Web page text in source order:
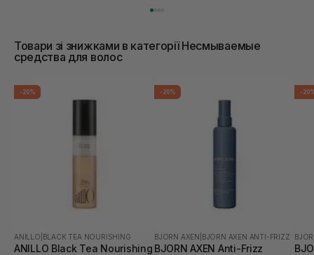
Товари зі знижками в категорії Несмываемые
средства для волос
-20%
ANILLO BLACK TEA NOURISHING
ANILLO Black Tea Nourishing
-20%
BJORN AXEN BJORN AXEN ANTI-FRIZZ
BJORN AXEN Anti-Frizz
-